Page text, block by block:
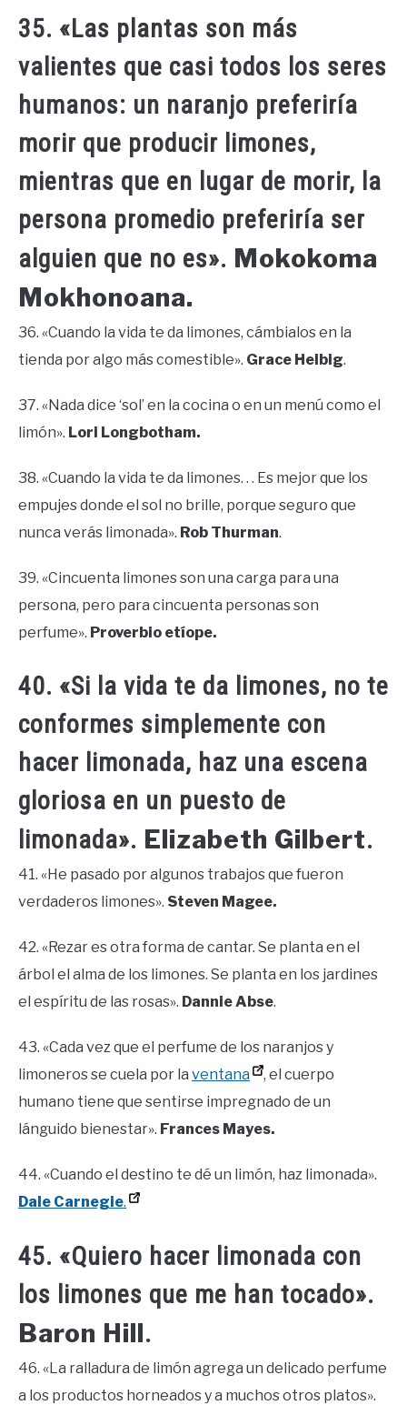
35. «Las plantas son más
valientes que casi todos los seres
humanos: un naranjo preferiría
morir que producir limones,
mientras que en lugar de morir, la
persona promedio preferiría ser
alguien que no es». Mokokoma
Mokhonoana.
36. «Cuando la vida te da limones, cámbialos en la
tienda por algo más comestible». Grace Helbig.
37. «Nada dice ‘sol’ en la cocina o en un menú como el
limón». Lori Longbotham.
38. «Cuando la vida te da limones. . . Es mejor que los
empujes donde el sol no brille, porque seguro que
nunca verás limonada». Rob Thurman.
39. «Cincuenta limones son una carga para una
persona, pero para cincuenta personas son
perfume». Proverbio etíope.
40. «Si la vida te da limones, no te
conformes simplemente con
hacer limonada, haz una escena
gloriosa en un puesto de
limonada». Elizabeth Gilbert.
41. «He pasado por algunos trabajos que fueron
verdaderos limones». Steven Magee.
42. «Rezar es otra forma de cantar. Se planta en el
árbol el alma de los limones. Se planta en los jardines
el espíritu de las rosas». Dannie Abse.
43. «Cada vez que el perfume de los naranjos y
limoneros se cuela por la ventana
, el cuerpo
humano tiene que sentirse impregnado de un
lánguido bienestar». Frances Mayes.
44. «Cuando el destino te dé un limón, haz limonada».
Dale Carnegie.
45. «Quiero hacer limonada con
los limones que me han tocado».
Baron Hill.
46. «La ralladura de limón agrega un delicado perfume
a los productos horneados y a muchos otros platos».